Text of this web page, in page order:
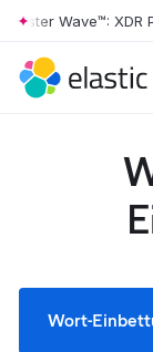
Skip to main content
Wave™: XDR
Wort-